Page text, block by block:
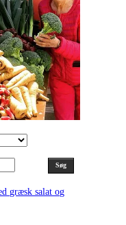
Søg
græsk salat og